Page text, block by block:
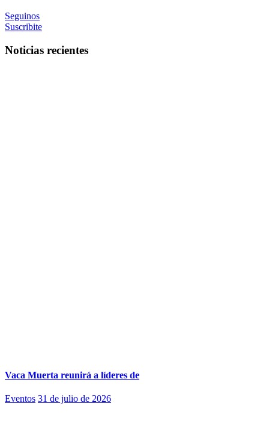
Seguinos
Suscribite
Noticias recientes
Vaca Muerta reunirá a líderes de
Eventos 31 de julio de 2026